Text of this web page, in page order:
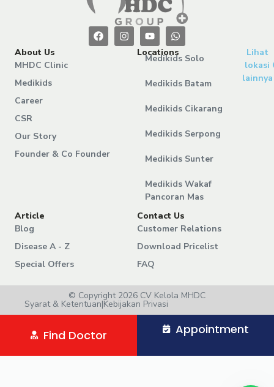
About Us
MHDC Clinic
Medikids
Career
CSR
Our Story
Founder & Co Founder
Locations
Medikids Solo
Medikids Batam
Medikids Cikarang
Medikids Serpong
Medikids Sunter
Medikids Wakaf
Pancoran Mas
Lihat
lokasi
lainnya
Article
Blog
Disease A - Z
Special Offers
Contact Us
Customer Relations
Download Pricelist
FAQ
© Copyright 2026 CV Kelola MHDC
Syarat & Ketentuan|Kebijakan Privasi
Find Doctor Appointment